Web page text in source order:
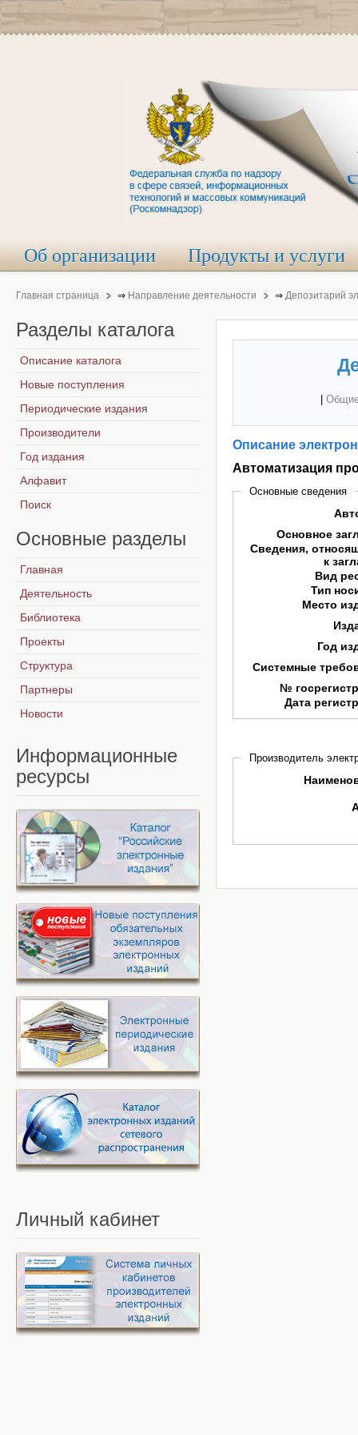
Об организации Продукты и услуги
Главная страница ⇒ Направление деятельности ⇒ Депозитарий
Описание
Автоматизация
Основные сведения
Основное
Сведения,
к
Вид
Тип
Место
Год
Системные
№
Дата
Производитель
Разделы каталога
Описание каталога
Новые поступления
Периодические издания
Производители
Год издания
Алфавит
Поиск
Основные разделы
Главная
Деятельность
Библиотека
Проекты
Структура
Партнеры
Новости
Информационные
ресурсы
Личный кабинет